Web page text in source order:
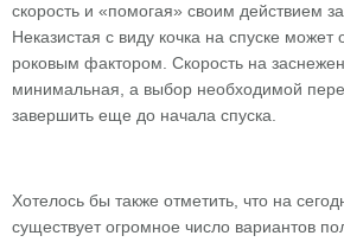
скорость и «помогая» своим действием
Неказистая с виду кочка на спуске может
роковым фактором. Скорость на
минимальная, а выбор необходимой
завершить еще до начала спуска.
Хотелось бы также отметить, что на
существует огромное число вариантов